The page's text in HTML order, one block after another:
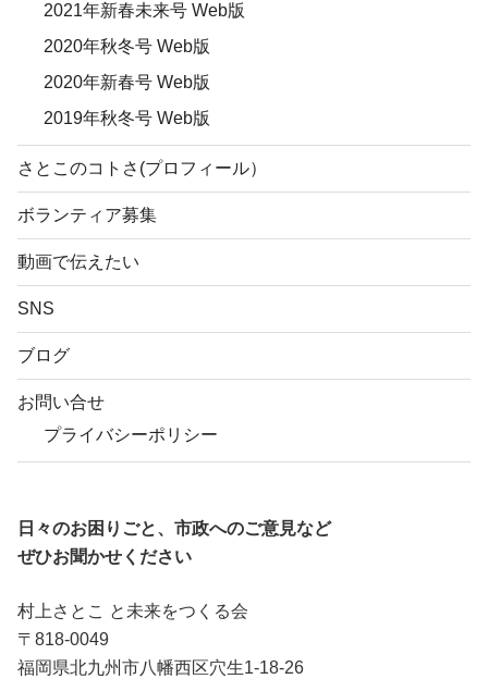
2021年新春未来号 Web版
2020年秋冬号 Web版
2020年新春号 Web版
2019年秋冬号 Web版
さとこのコトさ(プロフィール）
ボランティア募集
動画で伝えたい
SNS
ブログ
お問い合せ
プライバシーポリシー
日々のお困りごと、市政へのご意見など
ぜひお聞かせください
村上さとこ と未来をつくる会
〒818-0049
福岡県北九州市八幡西区穴生1-18-26